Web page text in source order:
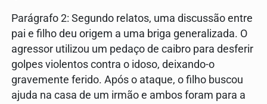
Parágrafo 2: Segundo relatos, uma discussão entre
pai e filho deu origem a uma briga generalizada. O
agressor utilizou um pedaço de caibro para desferir
golpes violentos contra o idoso, deixando-o
gravemente ferido. Após o ataque, o filho buscou
ajuda na casa de um irmão e ambos foram para a